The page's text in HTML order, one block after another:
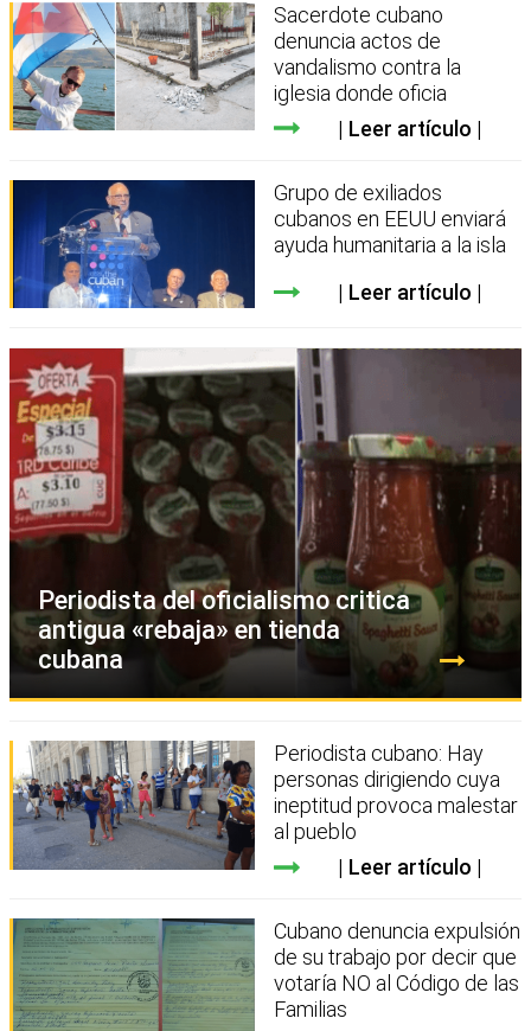
Sacerdote cubano
denuncia actos de
vandalismo contra la
iglesia donde oficia
Leer artículo
Grupo de exiliados
cubanos en EEUU enviará
ayuda humanitaria a la isla
Leer artículo
Periodista del oficialismo critica
antigua «rebaja» en tienda
cubana
Periodista cubano: Hay
personas dirigiendo cuya
ineptitud provoca malestar
al pueblo
Leer artículo
Cubano denuncia expulsión
de su trabajo por decir que
votaría NO al Código de las
Familias